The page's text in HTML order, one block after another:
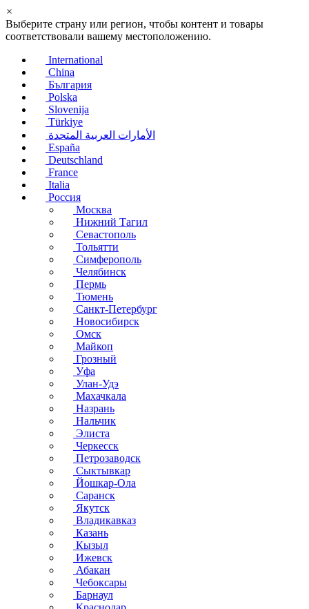
×
Выберите страну или регион, чтобы контент и товары
соответствовали вашему местоположению.
International
China
България
Polska
Slovenija
Türkiye
الأمارات العربية المتحدة
España
Deutschland
France
Italia
Россия
Москва
Нижний Тагил
Севастополь
Тольятти
Симферополь
Челябинск
Пермь
Тюмень
Санкт-Петербург
Новосибирск
Омск
Майкоп
Грозный
Уфа
Улан-Удэ
Махачкала
Назрань
Нальчик
Элиста
Черкесск
Петрозаводск
Сыктывкар
Йошкар-Ола
Саранск
Якутск
Владикавказ
Казань
Кызыл
Ижевск
Абакан
Чебоксары
Барнаул